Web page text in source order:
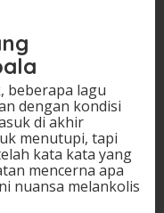
beberapa lagu
dengan kondisi
di akhir
menutupi, tapi
kata kata yang
mencerna apa
nuansa melankolis